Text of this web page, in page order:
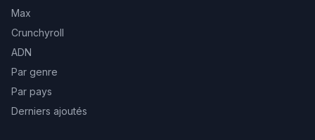
Max
Crunchyroll
ADN
Par genre
Par pays
Derniers ajoutés